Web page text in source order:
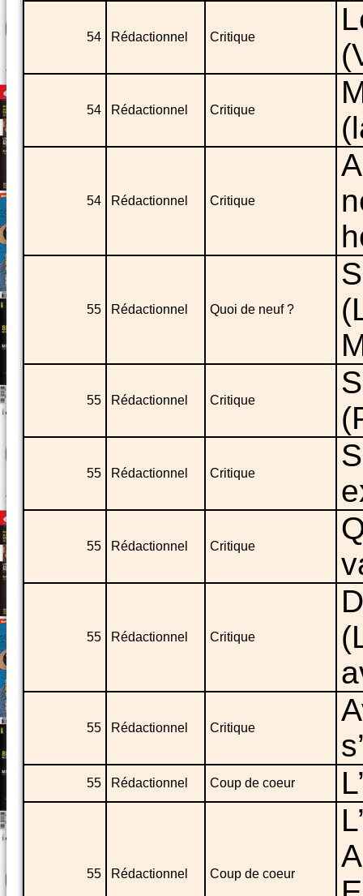
54 Rédactionnel Critique
54 Rédactionnel Critique
54 Rédactionnel Critique
55 Rédactionnel Quoi de neuf ?
55 Rédactionnel Critique
55 Rédactionnel Critique
55 Rédactionnel Critique
55 Rédactionnel Critique
55 Rédactionnel Critique
55 Rédactionnel Coup de coeur
55 Rédactionnel Coup de coeur